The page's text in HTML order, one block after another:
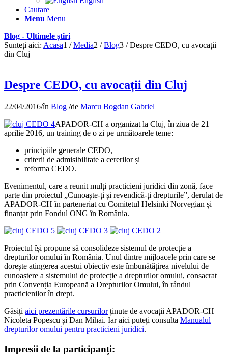
Cautare
Menu Menu
Blog - Ultimele știri
Sunteți aici: Acasa1 / Media2 / Blog3 / Despre CEDO, cu avocații
din Cluj
Despre CEDO, cu avocații din Cluj
22/04/2016/în Blog /de Marcu Bogdan Gabriel
APADOR-CH a organizat la Cluj, în ziua de 21
aprilie 2016, un training de o zi pe următoarele teme:
principiile generale CEDO,
criterii de admisibilitate a cererilor și
reforma CEDO.
Evenimentul, care a reunit mulți practicieni juridici din zonă, face
parte din proiectul „Cunoaște-ți și revendică-ți drepturile”, derulat de
APADOR-CH în parteneriat cu Comitetul Helsinki Norvegian și
finanțat prin Fondul ONG în România.
Proiectul își propune să consolideze sistemul de protecție a
drepturilor omului în România. Unul dintre mijloacele prin care se
dorește atingerea acestui obiectiv este îmbunătățirea nivelului de
cunoaștere a sistemului de protecție a drepturilor omului, consacrat
prin Convenția Europeană a Drepturilor Omului, în rândul
practicienilor în drept.
Găsiți aici prezentările cursurilorținute de avocații APADOR-CH
Nicoleta Popescu și Dan Mihai. Iar aici puteți consulta Manualul
drepturilor omului pentru practicieni juridici.
Impresii de la participanți: